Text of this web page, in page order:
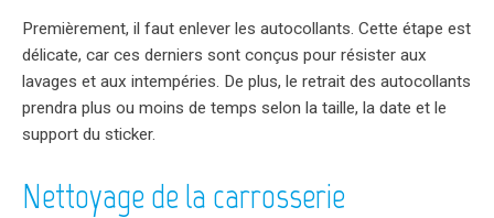
Premièrement, il faut enlever les autocollants. Cette étape est
délicate, car ces derniers sont conçus pour résister aux
lavages et aux intempéries. De plus, le retrait des autocollants
prendra plus ou moins de temps selon la taille, la date et le
support du sticker.
Nettoyage de la carrosserie